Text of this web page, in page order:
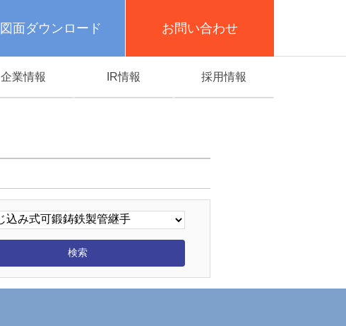
図面ダウンロード お問い合わせ
企業情報 IR情報 採用情報